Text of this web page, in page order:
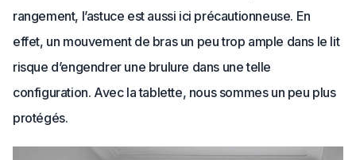
rangement, l’astuce est aussi ici précautionneuse. En
effet, un mouvement de bras un peu trop ample dans le lit
risque d’engendrer une brulure dans une telle
configuration. Avec la tablette, nous sommes un peu plus
protégés.